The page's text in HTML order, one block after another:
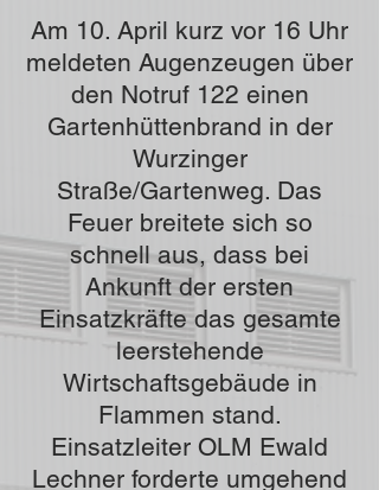
Am 10. April kurz vor 16 Uhr
meldeten Augenzeugen über
den Notruf 122 einen
Gartenhüttenbrand in der
Wurzinger
Straße/Gartenweg. Das
Feuer breitete sich so
schnell aus, dass bei
Ankunft der ersten
Einsatzkräfte das gesamte
leerstehende
Wirtschaftsgebäude in
Flammen stand.
Einsatzleiter OLM Ewald
Lechner forderte umgehend